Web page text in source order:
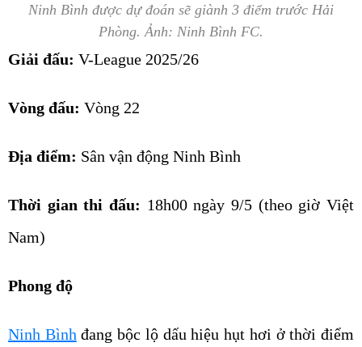
Ninh Bình được dự đoán sẽ giành 3 điểm trước Hải
Phòng. Ảnh: Ninh Bình FC.
Giải đấu: V-League 2025/26
Vòng đấu: Vòng 22
Địa điểm: Sân vận động Ninh Bình
Thời gian thi đấu: 18h00 ngày 9/5 (theo giờ Việt
Nam)
Phong độ
Ninh Bình đang bộc lộ dấu hiệu hụt hơi ở thời điểm